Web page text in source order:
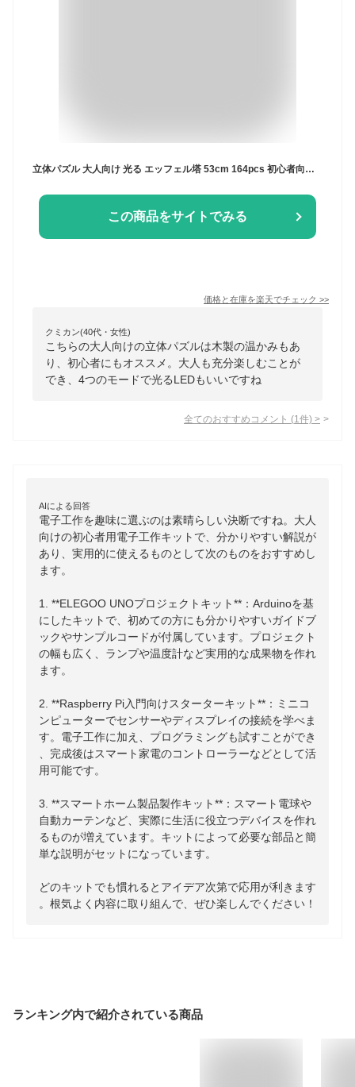
立体パズル 大人向け 光る エッフェル塔 53cm 164pcs 初心者向け LED点灯 4モード インテリア装飾 手作りキット 木製 電子工作キット 組み立てクラフト クリスマス 誕生日 プレゼント
この商品をサイトでみる
価格と在庫を楽天でチェック >>
クミカン(40代・女性)
こちらの大人向けの立体パズルは木製の温かみもあ
り、初心者にもオススメ。大人も充分楽しむことが
でき、4つのモードで光るLEDもいいですね
全てのおすすめコメント (1 件) >
AIによる回答
電子工作を趣味に選ぶのは素晴らしい決断ですね。大人
向けの初心者用電子工作キットで、分かりやすい解説が
あり、実用的に使えるものとして次のものをおすすめし
ます。
1. **ELEGOO UNOプロジェクトキット**：Arduinoを基
にしたキットで、初めての方にも分かりやすいガイドブ
ックやサンプルコードが付属しています。プロジェクト
の幅も広く、ランプや温度計など実用的な成果物を作れ
ます。
2. **Raspberry Pi入門向けスターターキット**：ミニコ
ンピューターでセンサーやディスプレイの接続を学べま
す。電子工作に加え、プログラミングも試すことができ
、完成後はスマート家電のコントローラーなどとして活
用可能です。
3. **スマートホーム製品製作キット**：スマート電球や
自動カーテンなど、実際に生活に役立つデバイスを作れ
るものが増えています。キットによって必要な部品と簡
単な説明がセットになっています。
どのキットでも慣れるとアイデア次第で応用が利きます
。根気よく内容に取り組んで、ぜひ楽しんでください！
ランキング内で紹介されている商品